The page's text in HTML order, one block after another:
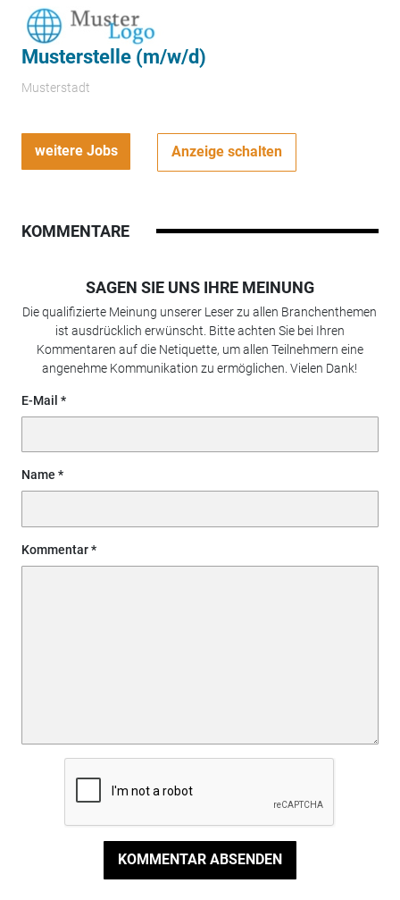
Musterstelle (m/w/d)
Musterstadt
weitere Jobs Anzeige schalten
KOMMENTARE
SAGEN SIE UNS IHRE MEINUNG
Die qualifizierte Meinung unserer Leser zu allen Branchenthemen
ist ausdrücklich erwünscht. Bitte achten Sie bei Ihren
Kommentaren auf die Netiquette, um allen Teilnehmern eine
angenehme Kommunikation zu ermöglichen. Vielen Dank!
E-Mail
Name
Kommentar
KOMMENTAR ABSENDEN